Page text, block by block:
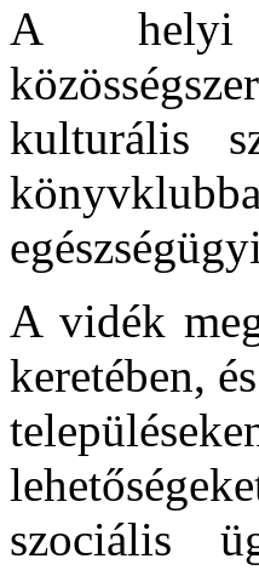
A helyi
kulturális
A vidék
keretében,
szociális